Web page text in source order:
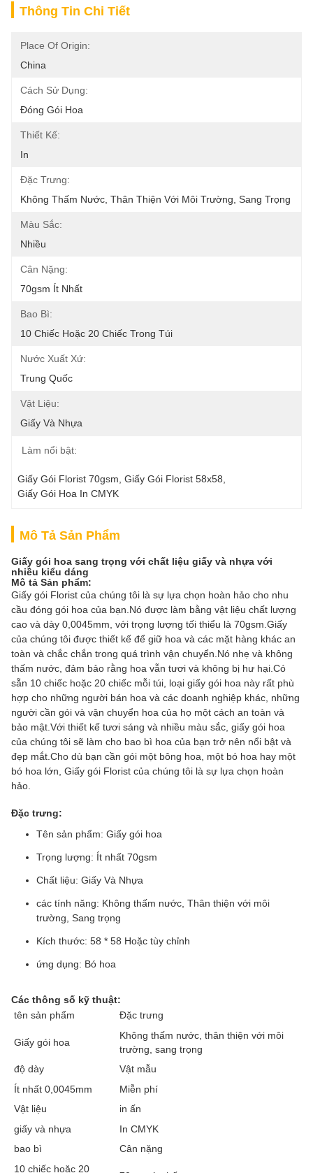
Thông Tin Chi Tiết
Place Of Origin:
China
Cách Sử Dụng:
Đóng Gói Hoa
Thiết Kế:
In
Đặc Trưng:
Không Thấm Nước, Thân Thiện Với Môi Trường, Sang Trọng
Màu Sắc:
Nhiều
Cân Nặng:
70gsm Ít Nhất
Bao Bì:
10 Chiếc Hoặc 20 Chiếc Trong Túi
Nước Xuất Xứ:
Trung Quốc
Vật Liệu:
Giấy Và Nhựa
Làm nổi bật:
Giấy Gói Florist 70gsm Giấy Gói Florist 58x58
Giấy Gói Hoa In CMYK
Mô Tả Sản Phẩm
Giấy gói hoa sang trọng với chất liệu giấy và nhựa với
nhiều kiểu dáng
Mô tả Sản phẩm:
Giấy gói Florist của chúng tôi là sự lựa chọn hoàn hảo cho nhu
cầu đóng gói hoa của bạn.Nó được làm bằng vật liệu chất lượng
cao và dày 0,0045mm, với trọng lượng tối thiểu là 70gsm.Giấy
của chúng tôi được thiết kế để giữ hoa và các mặt hàng khác an
toàn và chắc chắn trong quá trình vận chuyển.Nó nhẹ và không
thấm nước, đảm bảo rằng hoa vẫn tươi và không bị hư hại.Có
sẵn 10 chiếc hoặc 20 chiếc mỗi túi, loại giấy gói hoa này rất phù
hợp cho những người bán hoa và các doanh nghiệp khác, những
người cần gói và vận chuyển hoa của họ một cách an toàn và
bảo mật.Với thiết kế tươi sáng và nhiều màu sắc, giấy gói hoa
của chúng tôi sẽ làm cho bao bì hoa của bạn trở nên nổi bật và
đẹp mắt.Cho dù bạn cần gói một bông hoa, một bó hoa hay một
bó hoa lớn, Giấy gói Florist của chúng tôi là sự lựa chọn hoàn
hảo.
Đặc trưng:
Tên sản phẩm: Giấy gói hoa
Trọng lượng: Ít nhất 70gsm
Chất liệu: Giấy Và Nhựa
các tính năng: Không thấm nước, Thân thiện với môi
trường, Sang trọng
Kích thước: 58 * 58 Hoặc tùy chỉnh
ứng dụng: Bó hoa
Các thông số kỹ thuật:
tên sản phẩm
Đặc trưng
Giấy gói hoa
Không thấm nước, thân thiện với môi
trường, sang trọng
độ dày
Vật mẫu
Ít nhất 0,0045mm
Miễn phí
Vật liệu
in ấn
giấy và nhựa
In CMYK
bao bì
Cân nặng
10 chiếc hoặc 20